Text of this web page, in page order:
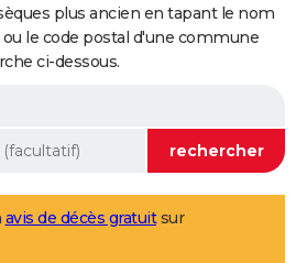
plus ancien en tapant le nom
le code postal d'une commune
ci-dessous.
avis de décès gratuitsur